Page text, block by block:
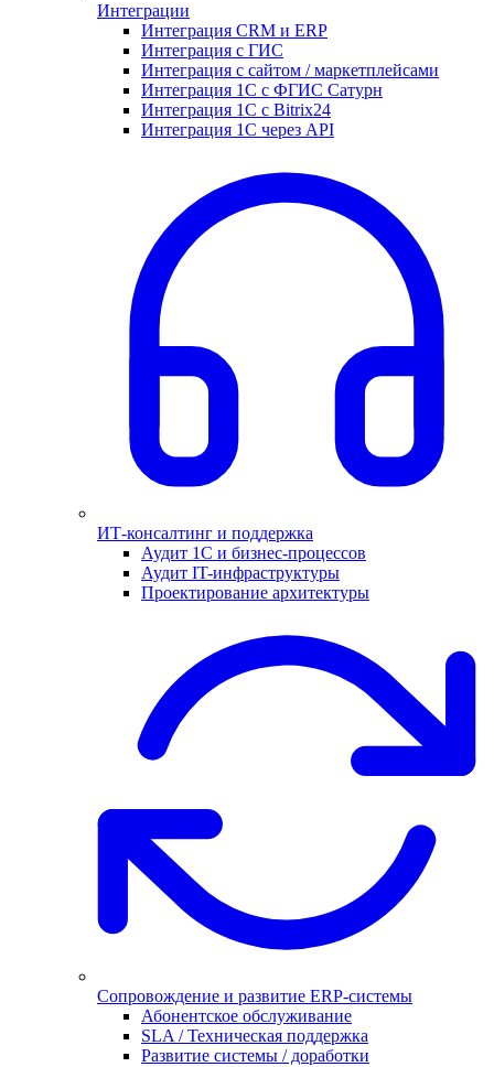
Интеграции
Интеграция CRM и ERP
Интеграция с ГИС
Интеграция с сайтом / маркетплейсами
Интеграция 1С с ФГИС Сатурн
Интеграция 1С с Bitrix24
Интеграция 1С через API
ИТ-консалтинг и поддержка
Аудит 1С и бизнес-процессов
Аудит IT-инфраструктуры
Проектирование архитектуры
Сопровождение и развитие ERP-системы
Абонентское обслуживание
SLA / Техническая поддержка
Развитие системы / доработки